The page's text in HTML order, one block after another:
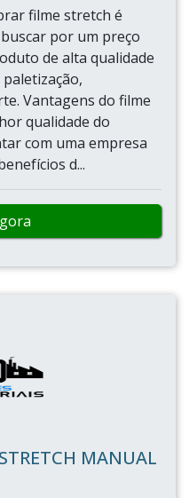
filme stretch é
por um preço
de alta qualidade
Vantagens do filme
qualidade do
com uma empresa
d...
MANUAL